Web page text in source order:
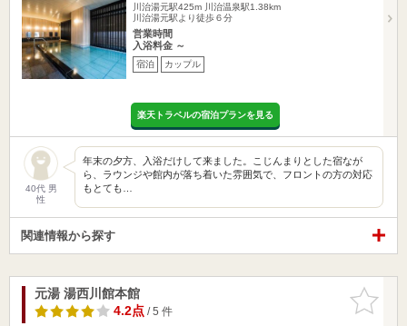
川治湯元駅425m
川治温泉駅1.38km
川治湯元駅より徒歩６分
営業時間
入浴料金 ～
宿泊 カップル
楽天トラベルの宿泊プランを見る
40代 男
性
年末の夕方、入浴だけして来ました。こじんまりとした宿なが
ら、ラウンジや館内が落ち着いた雰囲気で、フロントの方の対応
もとても…
関連情報から探す
お気に入
りに追加
元湯 湯西川館本館
4.2点/ 5 件